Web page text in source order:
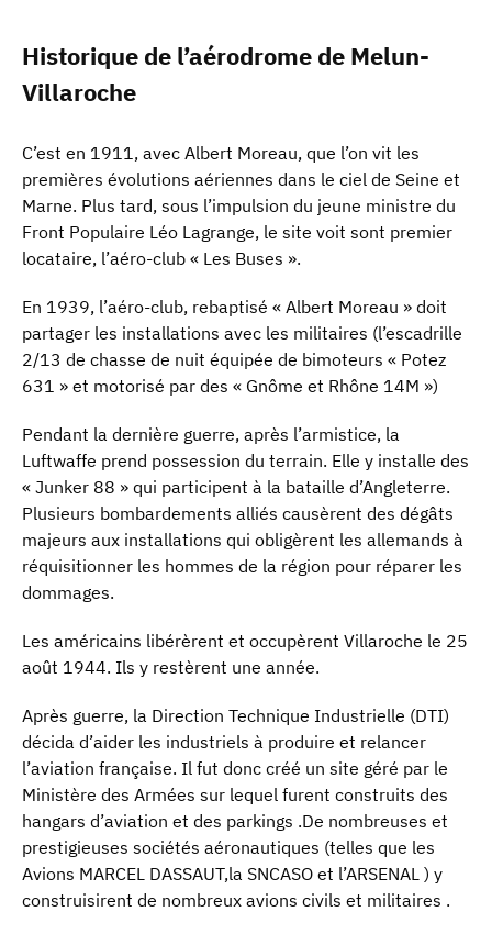
Historique de l’aérodrome de Melun-
Villaroche
C’est en 1911, avec Albert Moreau, que l’on vit les
premières évolutions aériennes dans le ciel de Seine et
Marne. Plus tard, sous l’impulsion du jeune ministre du
Front Populaire Léo Lagrange, le site voit sont premier
locataire, l’aéro-club « Les Buses ».
En 1939, l’aéro-club, rebaptisé « Albert Moreau » doit
partager les installations avec les militaires (l’escadrille
2/13 de chasse de nuit équipée de bimoteurs « Potez
631 » et motorisé par des « Gnôme et Rhône 14M »)
Pendant la dernière guerre, après l’armistice, la
Luftwaffe prend possession du terrain. Elle y installe des
« Junker 88 » qui participent à la bataille d’Angleterre.
Plusieurs bombardements alliés causèrent des dégâts
majeurs aux installations qui obligèrent les allemands à
réquisitionner les hommes de la région pour réparer les
dommages.
Les américains libérèrent et occupèrent Villaroche le 25
août 1944. Ils y restèrent une année.
Après guerre, la Direction Technique Industrielle (DTI)
décida d’aider les industriels à produire et relancer
l’aviation française. Il fut donc créé un site géré par le
Ministère des Armées sur lequel furent construits des
hangars d’aviation et des parkings .De nombreuses et
prestigieuses sociétés aéronautiques (telles que les
Avions MARCEL DASSAUT,la SNCASO et l’ARSENAL ) y
construisirent de nombreux avions civils et militaires .